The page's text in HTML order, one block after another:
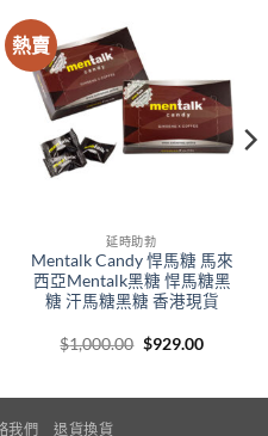
熱賣
延時助勃
Mentalk Candy 悍馬糖 馬來
西亞Mentalk黑糖 悍馬糖黑
糖 汗馬糖黑糖 香港現貨
$1,000.00 Original
$929.00Current
我們 退貨換貨